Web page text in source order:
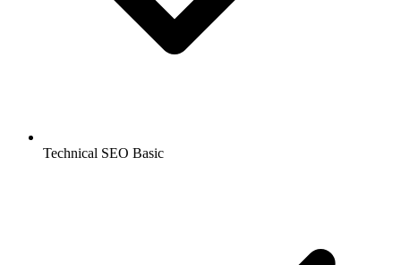
Technical SEO Basic